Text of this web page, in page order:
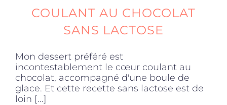
Accessoires
Offres
COULANT AU CHOCOLAT
SANS LACTOSE
Mon dessert préféré est
incontestablement le cœur coulant au
chocolat, accompagné d'une boule de
glace. Et cette recette sans lactose est de
loin [...]